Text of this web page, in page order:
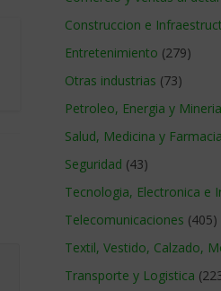
Construccion e
Entretenimiento (279)
Otras industrias (73)
Petroleo, Energia y Mineria
Salud, Medicina y Farmacia
Seguridad (43)
Tecnologia, Electronica e
Telecomunicaciones (405)
Textil, Vestido, Calzado,
Transporte y Logistica